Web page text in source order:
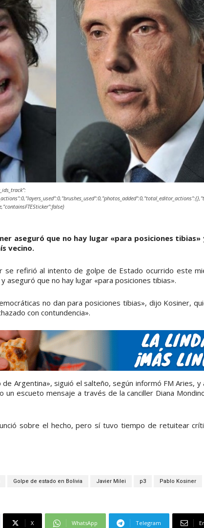
aseguró que no hay lugar «para posiciones tibias»
vecino.
se refirió al intento de golpe de Estado ocurrido este
aseguró que no hay lugar «para posiciones tibias».
no dan para posiciones tibias», dijo Kosiner,
con contundencia».
Argentina», siguió el salteño, según informó FM Aries, y
un escueto mensaje a través de la canciller Diana
sobre el hecho, pero sí tuvo tiempo de retuitear
Golpe de estado en Bolivia Javier Milei p3 Pablo Kosiner
X WhatsApp Telegram